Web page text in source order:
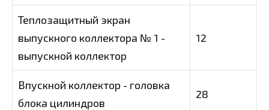
Теплозащитный экран
выпускного коллектора № 1 -
выпускной коллектор
12
Впускной коллектор - головка
блока цилиндров
28